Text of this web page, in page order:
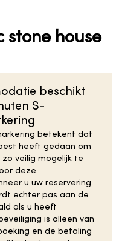
stone house
beschikt
S-
betekent dat
heeft gedaan om
veilig mogelijk te
deze
u uw reservering
echter pas aan de
als u heeft
is alleen van
en de betaling